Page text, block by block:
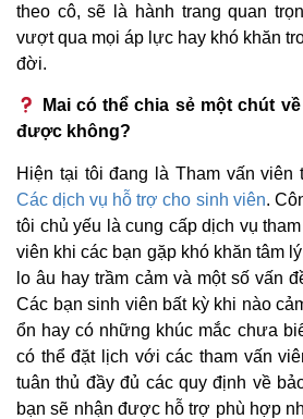
theo cô, sẽ là hành trang quan
vượt qua mọi áp lực hay khó khăn
đời.
Mai có thể chia sẻ một chút
được không?
Hiện tại tôi đang là Tham vấn viên
Các dịch vụ hỗ trợ cho sinh viên.
tôi chủ yếu là cung cấp dịch vụ
viên khi các bạn gặp khó khăn tâm
lo âu hay trầm cảm và một số vấn
Các bạn sinh viên bất kỳ khi nào
ổn hay có những khúc mắc chưa
có thể đặt lịch với các tham vấn
tuân thủ đầy đủ các quy định về
bạn sẽ nhận được hỗ trợ phù hợp